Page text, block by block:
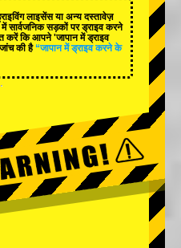
लाइसेंस या अन्य दस्तावेज़
सार्वजनिक सड़कों पर ड्राइव करने
करें कि आपने 'जापान में ड्राइव
की है “जापान में ड्राइव करने के